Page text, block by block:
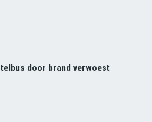
door brand verwoest